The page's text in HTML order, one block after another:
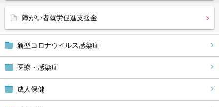
新型コロナウイルス感染症
医療・感染症
成人保健
障がい者就労促進支援金